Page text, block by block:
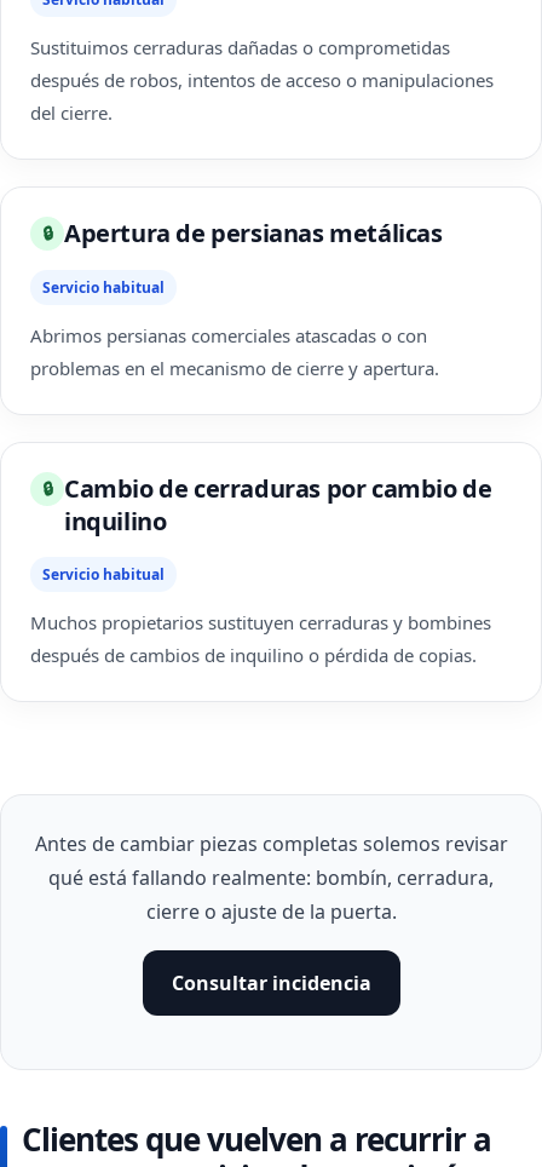
Sustituimos cerraduras dañadas o comprometidas
después de robos, intentos de acceso o manipulaciones
del cierre.
🔒 Apertura de persianas metálicas
Servicio habitual
Abrimos persianas comerciales atascadas o con
problemas en el mecanismo de cierre y apertura.
🔒 Cambio de cerraduras por cambio de
inquilino
Servicio habitual
Muchos propietarios sustituyen cerraduras y bombines
después de cambios de inquilino o pérdida de copias.
Antes de cambiar piezas completas solemos revisar
qué está fallando realmente: bombín, cerradura,
cierre o ajuste de la puerta.
Consultar incidencia
Clientes que vuelven a recurrir a